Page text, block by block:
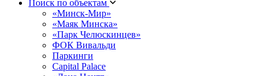
Поиск по объектам
«Минск-Мир»
«Маяк Минска»
«Парк Челюскинцев»
ФОК Вивальди
Паркинги
Capital Palace